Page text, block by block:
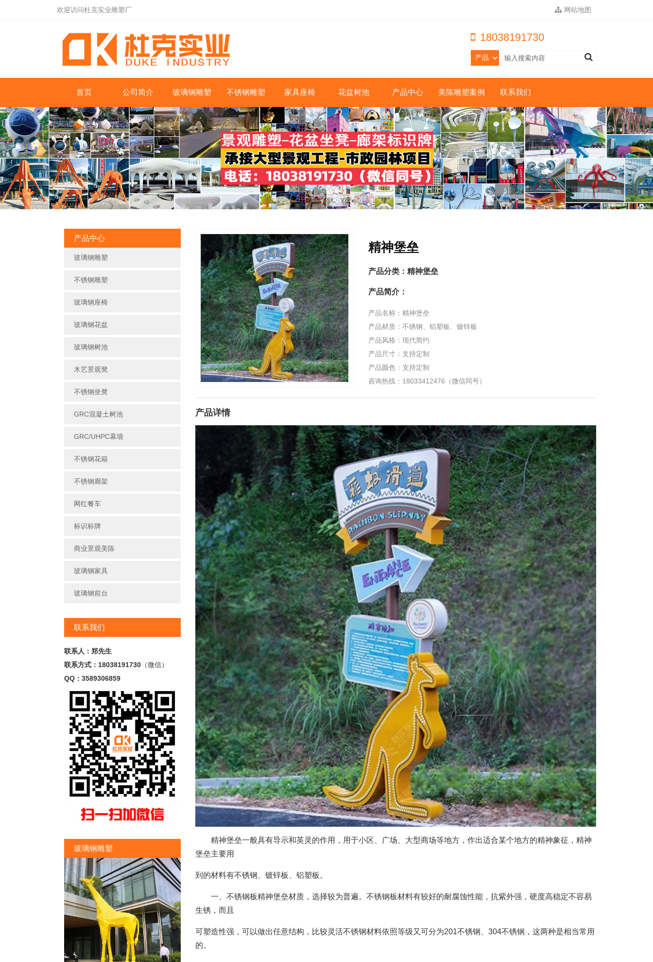
欢迎访问杜克实业雕塑厂 网站地图
18038191730
首页 公司简介 玻璃钢雕塑 不锈钢雕塑 家具座椅 花盆树池 产品中心 美陈雕塑案例 联系我们
产品中心
玻璃钢雕塑
不锈钢雕塑
玻璃钢座椅
玻璃钢花盆
玻璃钢树池
木艺景观凳
不锈钢坐凳
GRC混凝土树池
GRC/UHPC幕墙
不锈钢花箱
不锈钢廊架
网红餐车
标识标牌
商业景观美陈
玻璃钢家具
玻璃钢前台
联系我们
联系人：郑先生
联系方式：18038191730 （微信）
QQ：3589306859
玻璃钢雕塑
精神堡垒
产品分类：精神堡垒
产品简介：
产品名称：精神堡垒
产品材质：不锈钢、铝塑板、镀锌板
产品风格：现代简约
产品尺寸：支持定制
产品颜色：支持定制
咨询热线：18033412476（微信同号）
产品详情
精神堡垒一般具有导示和英灵的作用，用于小区、广场、大型商场等地方，作出适合某个地方的精神象征，精神
堡垒主要用
到的材料有不锈钢、镀锌板、铝塑板。
一、不锈钢板精神堡垒材质，选择较为普遍。不锈钢板材料有较好的耐腐蚀性能，抗紫外强，硬度高稳定不容易
生锈，而且
可塑造性强，可以做出任意结构，比较灵活不锈钢材料依照等级又可分为201不锈钢、304不锈钢，这两种是相当常用
的。